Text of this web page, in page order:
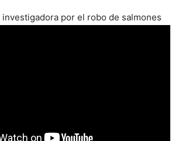
por el robo de salmones